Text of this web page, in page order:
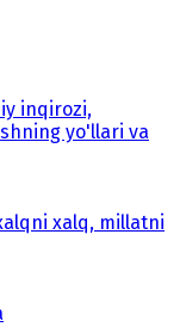
inqirozi,
yo'llari va
xalq, millatni